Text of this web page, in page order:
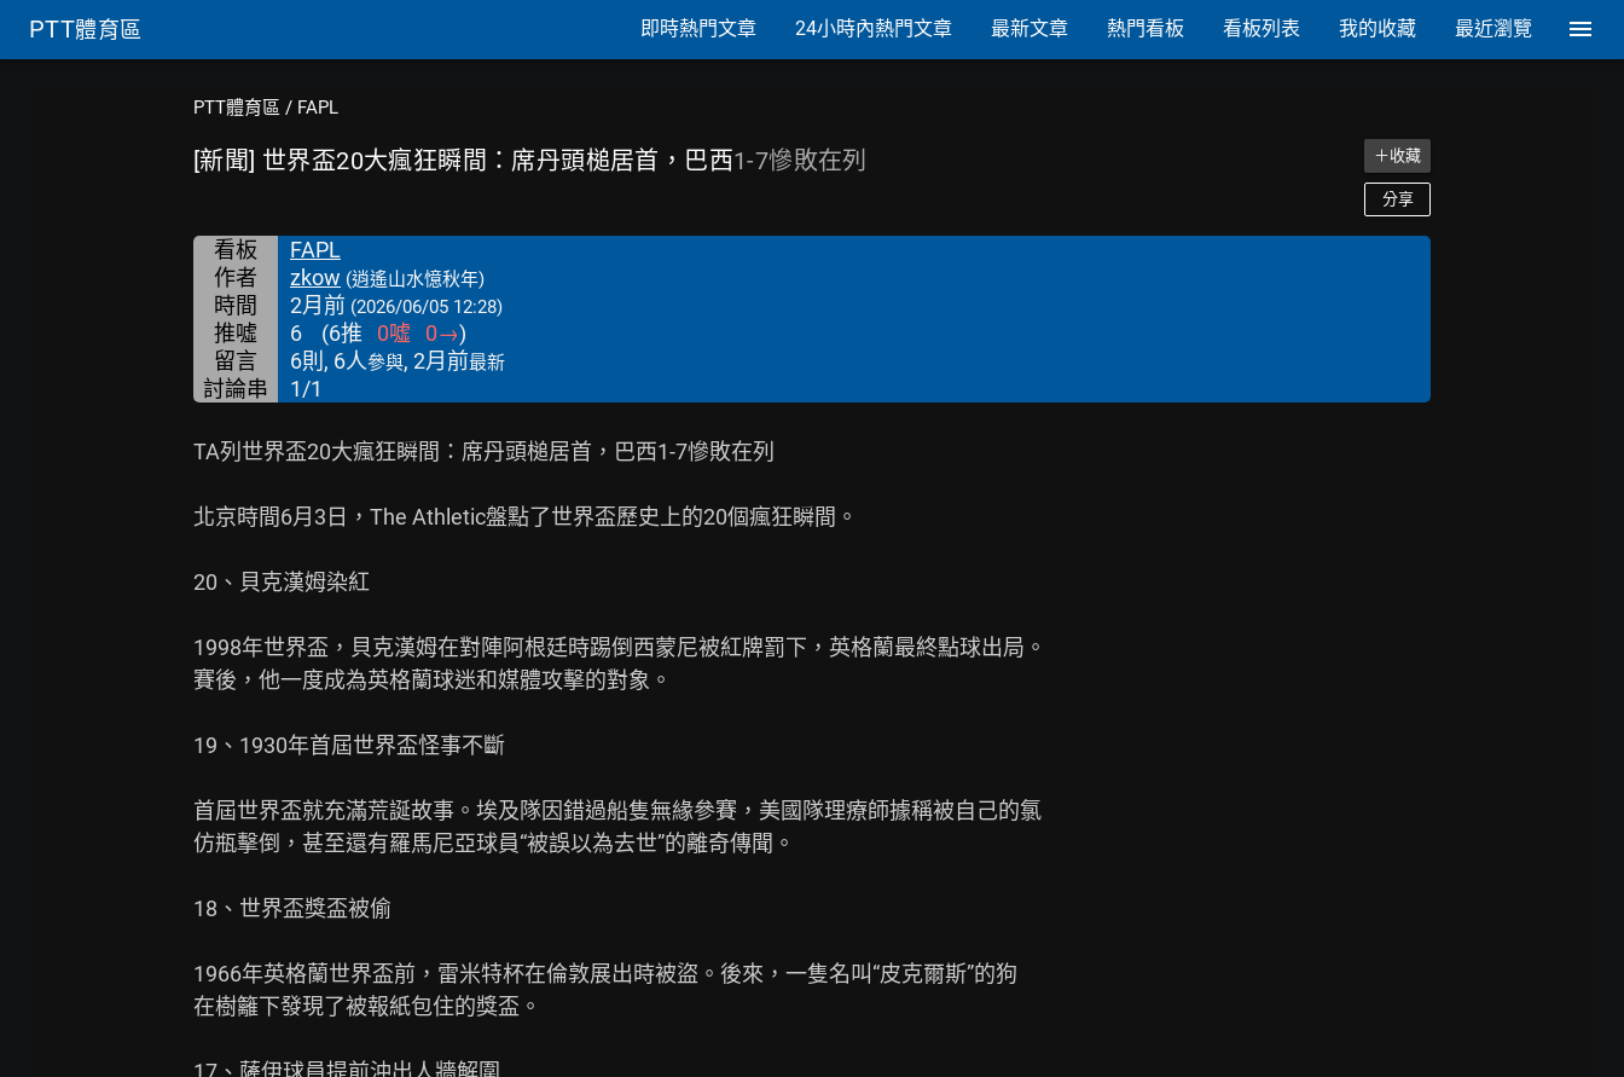
PTT體育區 即時熱門文章 24小時內熱門文章 最新文章 熱門看板 看板列表 我的收藏 最近瀏覽
PTT體育區 / FAPL
[新聞] 世界盃20大瘋狂瞬間：席丹頭槌居首，巴西1-7慘敗在列 ＋收藏
分享
看板
FAPL
作者
zkow (逍遙山水憶秋年)
時間 2月前 (2026/06/05 12:28)
推噓 6 (6推 0噓 0→)
留言
6則, 6人參與, 2月前最新
討論串 1/1
TA列世界盃20大瘋狂瞬間：席丹頭槌居首，巴西1-7慘敗在列
北京時間6月3日，The Athletic盤點了世界盃歷史上的20個瘋狂瞬間。
20、貝克漢姆染紅
1998年世界盃，貝克漢姆在對陣阿根廷時踢倒西蒙尼被紅牌罰下，英格蘭最終點球出局。
賽後，他一度成為英格蘭球迷和媒體攻擊的對象。
19、1930年首屆世界盃怪事不斷
首屆世界盃就充滿荒誕故事。埃及隊因錯過船隻無緣參賽，美國隊理療師據稱被自己的氯
仿瓶擊倒，甚至還有羅馬尼亞球員“被誤以為去世”的離奇傳聞。
18、世界盃獎盃被偷
1966年英格蘭世界盃前，雷米特杯在倫敦展出時被盜。後來，一隻名叫“皮克爾斯”的狗
在樹籬下發現了被報紙包住的獎盃。
17、薩伊球員提前沖出人牆解圍